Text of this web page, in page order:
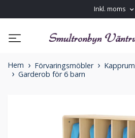
Inkl. moms
Hem Förvaringsmöbler
Kapprum
Garderob för 6 barn